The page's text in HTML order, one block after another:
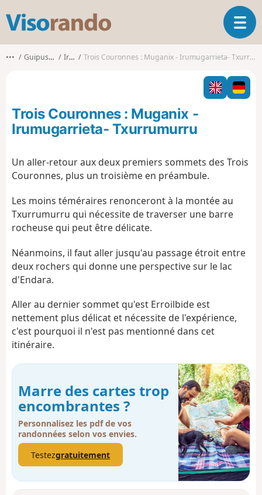
s
o
o
O
u
i
r
l
i
••• Guipuscoa Irun Trois Couronnes : Muganix - Irumugarrieta- Txurrumurru
Trois Couronnes : Muganix -
Irumugarrieta- Txurrumurru
Un aller-retour aux deux premiers sommets des Trois
Couronnes, plus un troisième en préambule.
Les moins téméraires renonceront à la montée au
Txurrumurru qui nécessite de traverser une barre
rocheuse qui peut être délicate.
Néanmoins, il faut aller jusqu'au passage étroit entre
deux rochers qui donne une perspective sur le lac
d'Endara.
Aller au dernier sommet qu'est Erroilbide est
nettement plus délicat et nécessite de l'expérience,
c'est pourquoi il n'est pas mentionné dans cet
itinéraire.
Marre des cartes trop
encombrantes ?
Personnalisez les pdf de vos
randonnées selon vos envies.
Testezgratuitement